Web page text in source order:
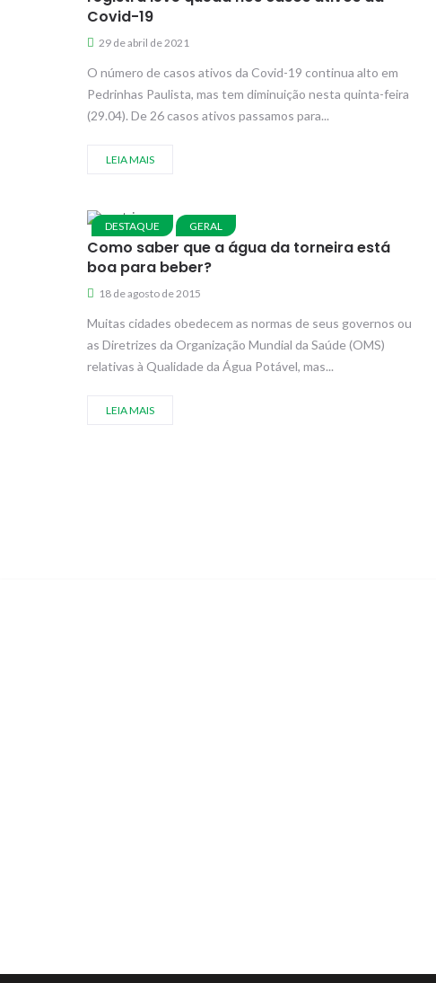
Covid-19
29 de abril de 2021
O número de casos ativos da Covid-19 continua alto em
Pedrinhas Paulista, mas tem diminuição nesta quinta-feira
(29.04). De 26 casos ativos passamos para...
LEIA MAIS
DESTAQUE GERAL
Como saber que a água da torneira está
boa para beber?
18 de agosto de 2015
Muitas cidades obedecem as normas de seus governos ou
as Diretrizes da Organização Mundial da Saúde (OMS)
relativas à Qualidade da Água Potável, mas...
LEIA MAIS